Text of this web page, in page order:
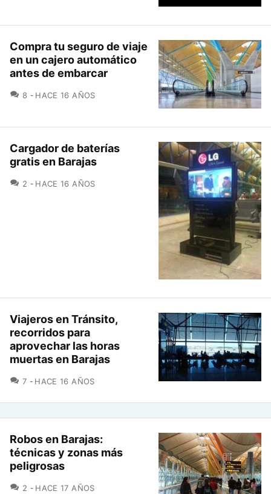
Compra tu seguro de viaje
en un cajero automático
antes de embarcar
8 COMENTARIOS
HACE 16 AÑOS
Cargador de baterías
gratis en Barajas
2 COMENTARIOS
HACE 16 AÑOS
Viajeros en Tránsito,
recorridos para
aprovechar las horas
muertas en Barajas
7 COMENTARIOS
HACE 16 AÑOS
Robos en Barajas:
técnicas y zonas más
peligrosas
2 COMENTARIOS
HACE 17 AÑOS